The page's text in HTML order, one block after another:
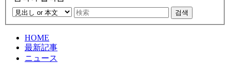
검색
HOME
最新記事
ニュース